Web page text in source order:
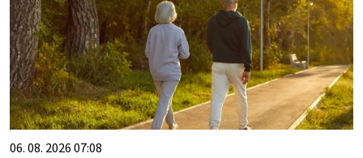
06. 08. 2026 07:08